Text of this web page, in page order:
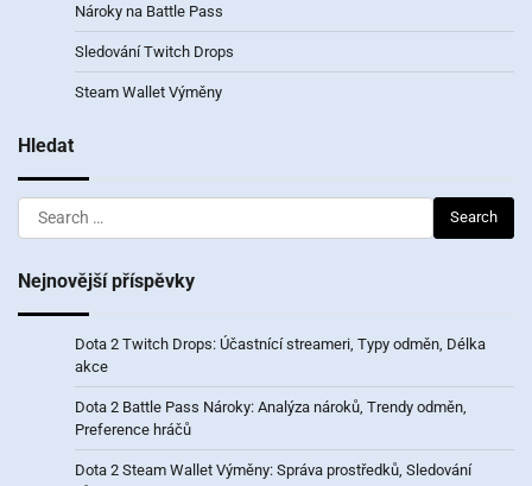
Nároky na Battle Pass
Sledování Twitch Drops
Steam Wallet Výměny
Hledat
Search
for:
Nejnovější příspěvky
Dota 2 Twitch Drops: Účastnící streameri, Typy odměn, Délka
akce
Dota 2 Battle Pass Nároky: Analýza nároků, Trendy odměn,
Preference hráčů
Dota 2 Steam Wallet Výměny: Správa prostředků, Sledování